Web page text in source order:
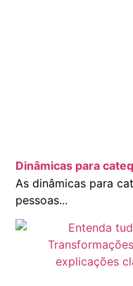
Dinâmicas para
As dinâmicas para
pessoas...